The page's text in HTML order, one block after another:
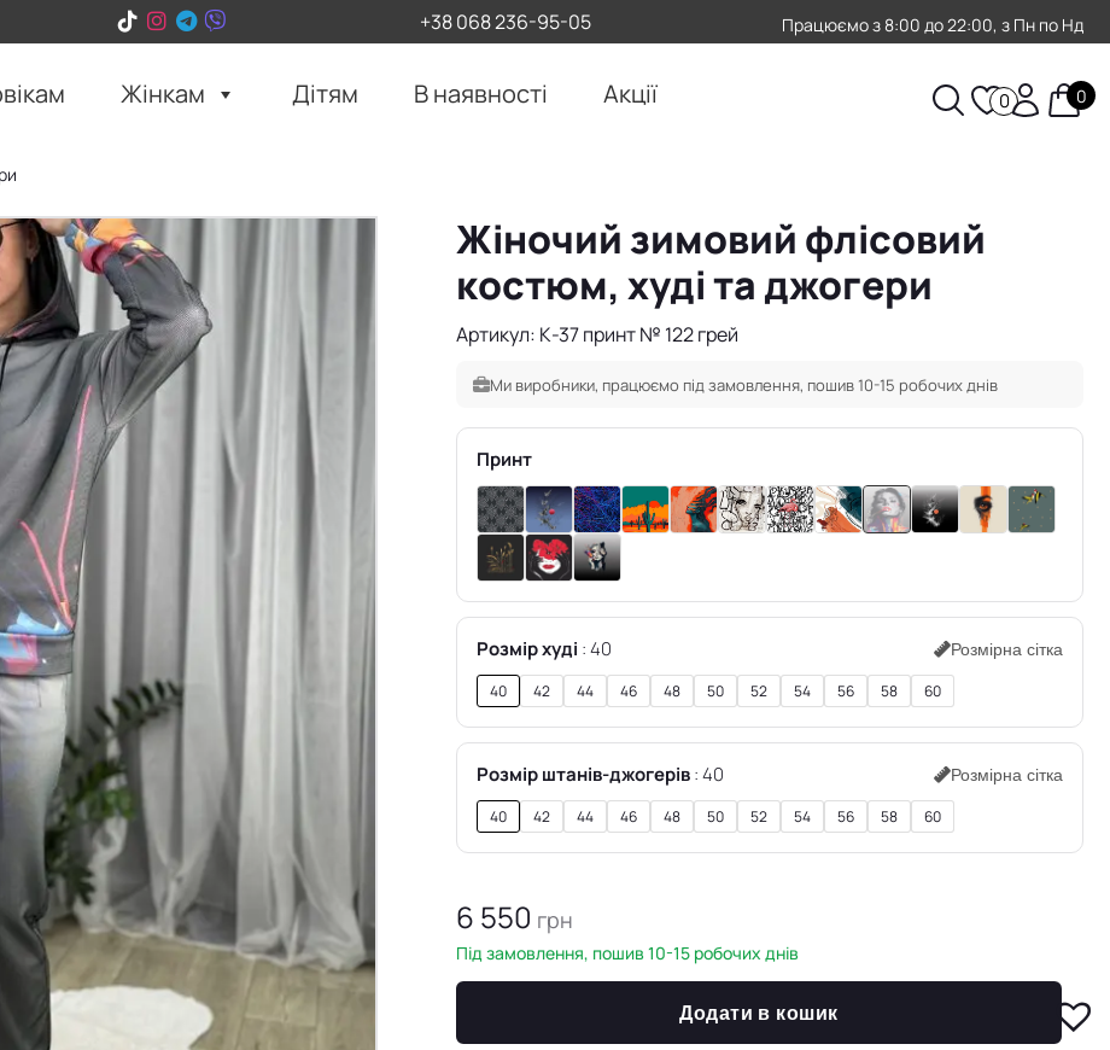
+38 068 236-95-05 Працюємо з 8:00 до 22:00, з Пн по Нд
Жінкам Дітям В наявності Акції 0 0
Жіночий зимовий флісовий
костюм, худі та джогери
Артикул: К-37 принт № 122 грей
Ми виробники, працюємо під замовлення, пошив 10-15 робочих днів
Принт
Розмір худі 40 Розмірна сітка
40 42 44 46 48 50 52 54 56 58 60
Розмір штанів-джогерів 40 Розмірна сітка
40 42 44 46 48 50 52 54 56 58 60
6 550 грн
Під замовлення, пошив 10-15 робочих днів
Додати в кошик